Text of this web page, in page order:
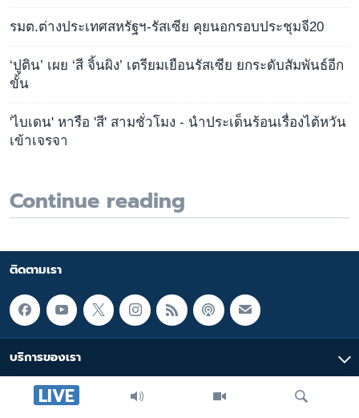
LIVE
รมต.ต่างประเทศสหรัฐฯ-รัสเซีย คุยนอกรอบประชุมจี20
‘ปูติน’ เผย ‘สี จิ้นผิง’ เตรียมเยือนรัสเซีย ยกระดับสัมพันธ์อีก
ขั้น
'ไบเดน' หารือ 'สี' สามชั่วโมง - นำประเด็นร้อนเรื่องไต้หวัน
เข้าเจรจา
Continue reading
ติดตามเรา
บริการของเรา
มัลติมีเดีย